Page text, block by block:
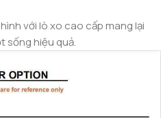
với lò xo cao cấp mang lại
sống hiệu quả.